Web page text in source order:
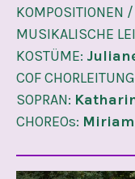
KOMPOSITIONEN
MUSIKALISCHE
KOSTÜME:
COF
SOPRAN:
CHOREOs: